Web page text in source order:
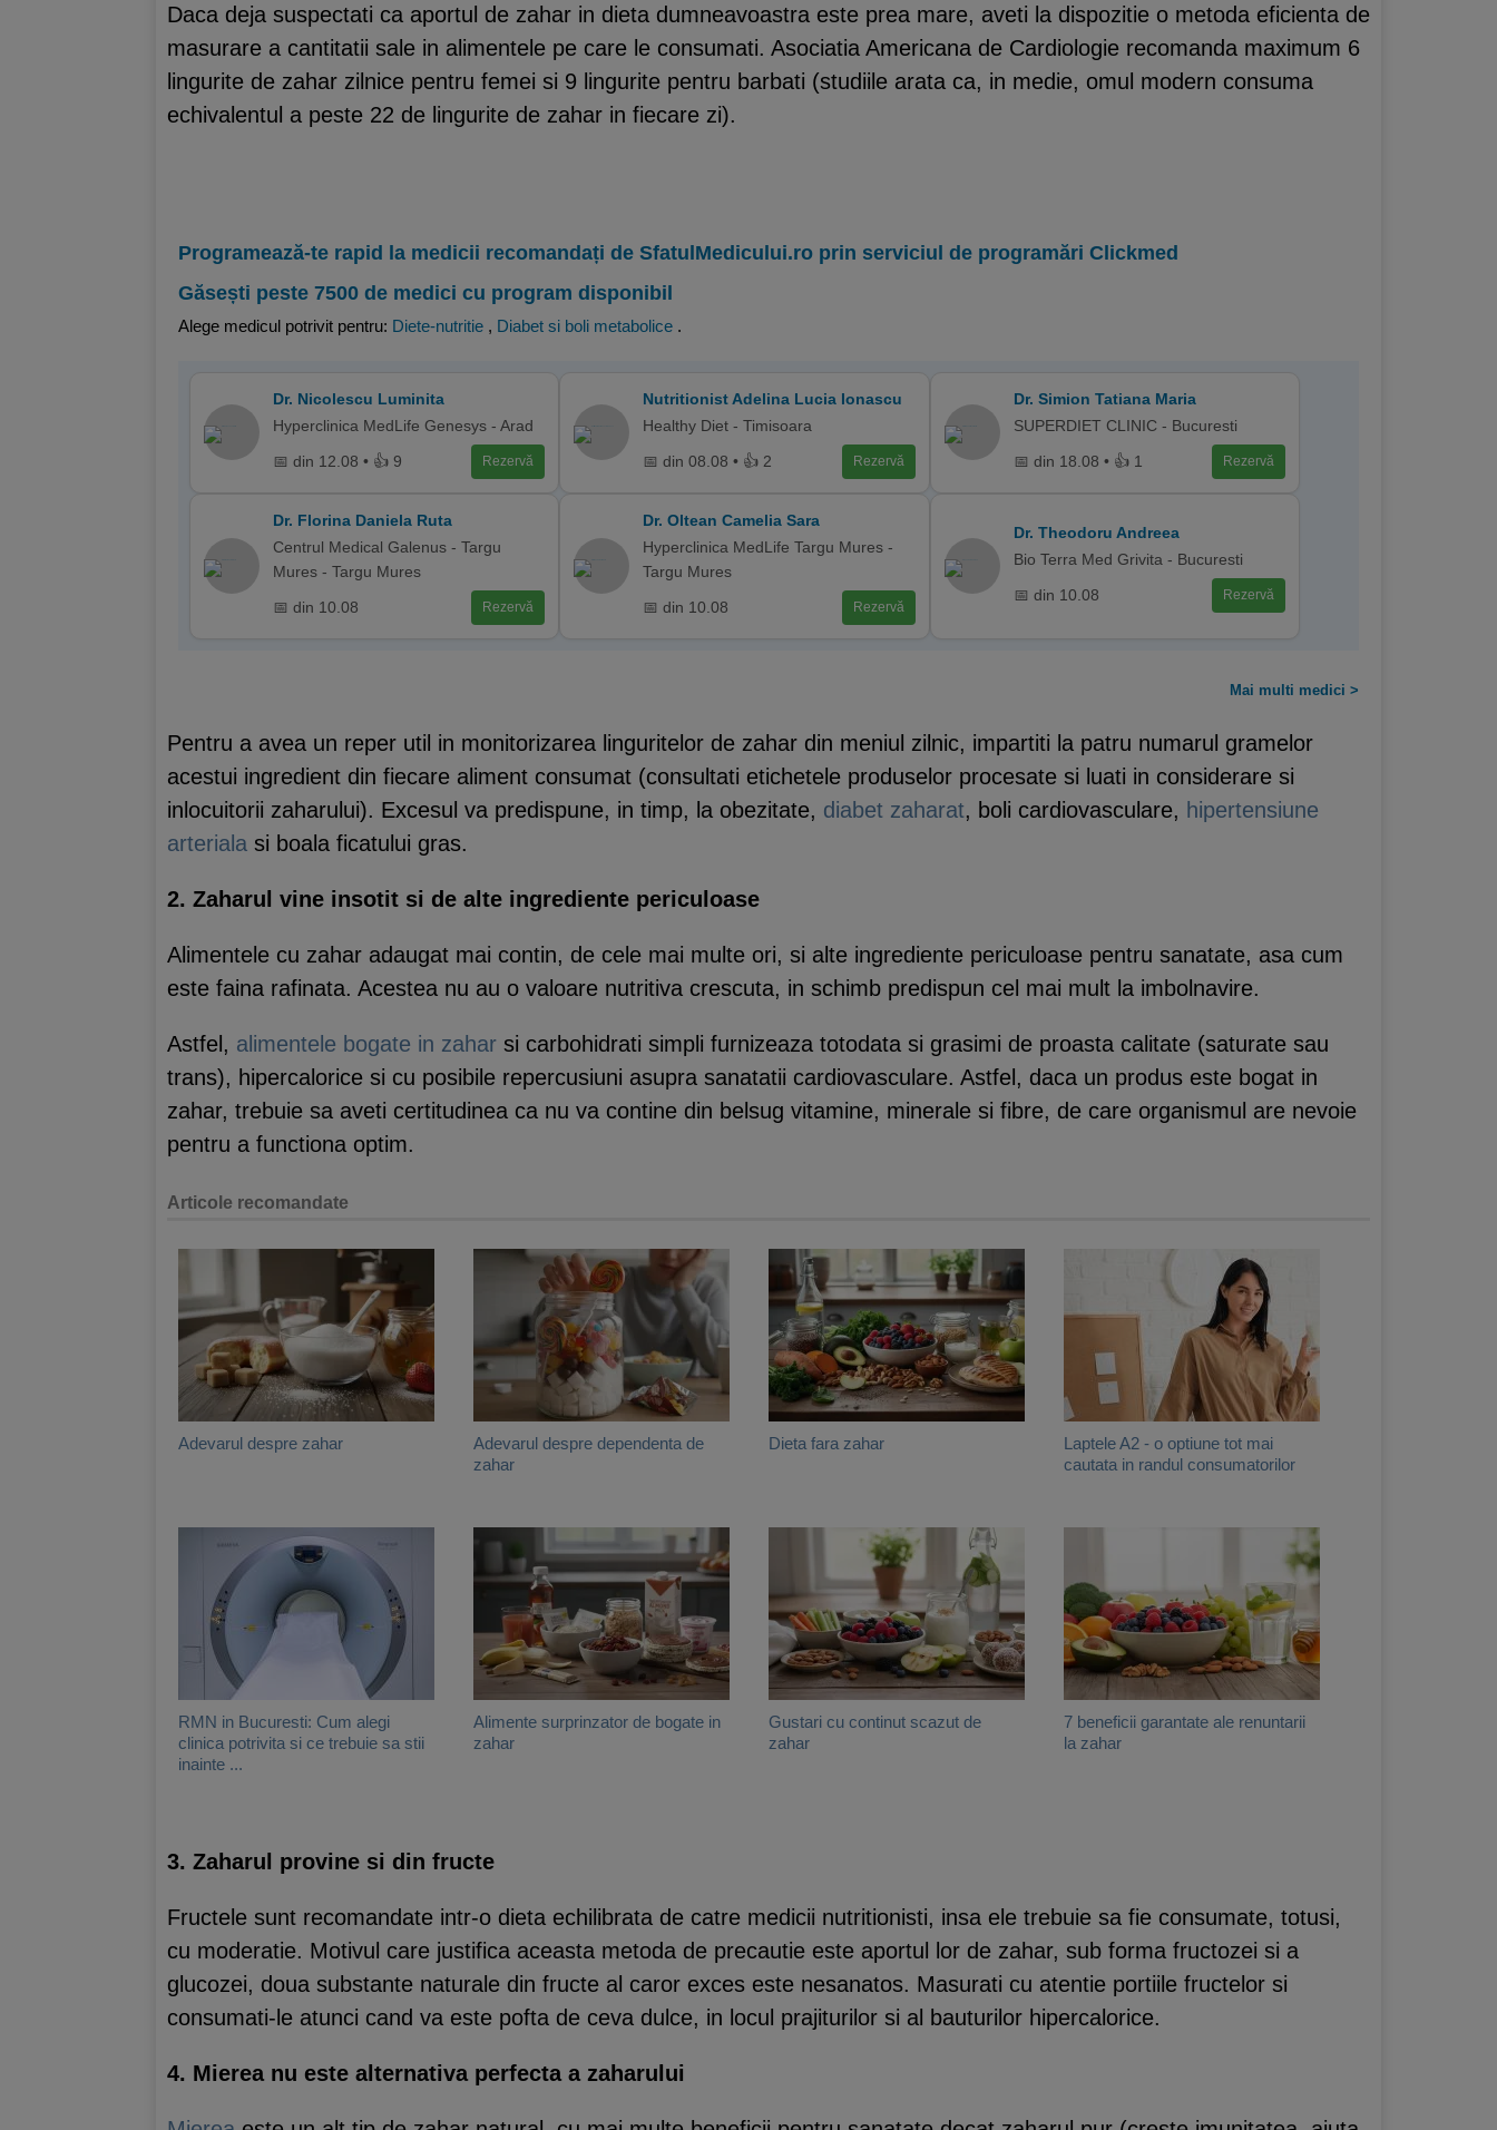
Daca deja suspectati ca aportul de zahar in dieta dumneavoastra este prea mare, aveti la dispozitie o metoda eficienta de
masurare a cantitatii sale in alimentele pe care le consumati. Asociatia Americana de Cardiologie recomanda maximum 6
lingurite de zahar zilnice pentru femei si 9 lingurite pentru barbati (studiile arata ca, in medie, omul modern consuma
echivalentul a peste 22 de lingurite de zahar in fiecare zi).
Programează-te rapid la medicii recomandați de SfatulMedicului.ro prin serviciul de programări Clickmed
Găsești peste 7500 de medici cu program disponibil
Alege medicul potrivit pentru: Diete-nutritie , Diabet si boli metabolice .
Dr. Nicolescu Luminita
Hyperclinica MedLife Genesys - Arad
📅 din 12.08 • 👍 9 Rezervă
Nutritionist Adelina Lucia Ionascu
Healthy Diet - Timisoara
📅 din 08.08 • 👍 2 Rezervă
Dr. Simion Tatiana Maria
SUPERDIET CLINIC - Bucuresti
📅 din 18.08 • 👍 1 Rezervă
Dr. Florina Daniela Ruta
Centrul Medical Galenus - Targu
Mures - Targu Mures
📅 din 10.08 Rezervă
Dr. Oltean Camelia Sara
Hyperclinica MedLife Targu Mures -
Targu Mures
📅 din 10.08 Rezervă
Dr. Theodoru Andreea
Bio Terra Med Grivita - Bucuresti
📅 din 10.08 Rezervă
Mai multi medici >
Pentru a avea un reper util in monitorizarea linguritelor de zahar din meniul zilnic, impartiti la patru numarul gramelor
acestui ingredient din fiecare aliment consumat (consultati etichetele produselor procesate si luati in considerare si
inlocuitorii zaharului). Excesul va predispune, in timp, la obezitate, diabet zaharat, boli cardiovasculare, hipertensiune
arteriala si boala ficatului gras.
2. Zaharul vine insotit si de alte ingrediente periculoase
Alimentele cu zahar adaugat mai contin, de cele mai multe ori, si alte ingrediente periculoase pentru sanatate, asa cum
este faina rafinata. Acestea nu au o valoare nutritiva crescuta, in schimb predispun cel mai mult la imbolnavire.
Astfel, alimentele bogate in zahar si carbohidrati simpli furnizeaza totodata si grasimi de proasta calitate (saturate sau
trans), hipercalorice si cu posibile repercusiuni asupra sanatatii cardiovasculare. Astfel, daca un produs este bogat in
zahar, trebuie sa aveti certitudinea ca nu va contine din belsug vitamine, minerale si fibre, de care organismul are nevoie
pentru a functiona optim.
Articole recomandate
Adevarul despre zahar
Adevarul despre dependenta de
zahar
Dieta fara zahar
Laptele A2 - o optiune tot mai
cautata in randul consumatorilor
RMN in Bucuresti: Cum alegi
clinica potrivita si ce trebuie sa stii
inainte ...
Alimente surprinzator de bogate in
zahar
Gustari cu continut scazut de
zahar
7 beneficii garantate ale renuntarii
la zahar
3. Zaharul provine si din fructe
Fructele sunt recomandate intr-o dieta echilibrata de catre medicii nutritionisti, insa ele trebuie sa fie consumate, totusi,
cu moderatie. Motivul care justifica aceasta metoda de precautie este aportul lor de zahar, sub forma fructozei si a
glucozei, doua substante naturale din fructe al caror exces este nesanatos. Masurati cu atentie portiile fructelor si
consumati-le atunci cand va este pofta de ceva dulce, in locul prajiturilor si al bauturilor hipercalorice.
4. Mierea nu este alternativa perfecta a zaharului